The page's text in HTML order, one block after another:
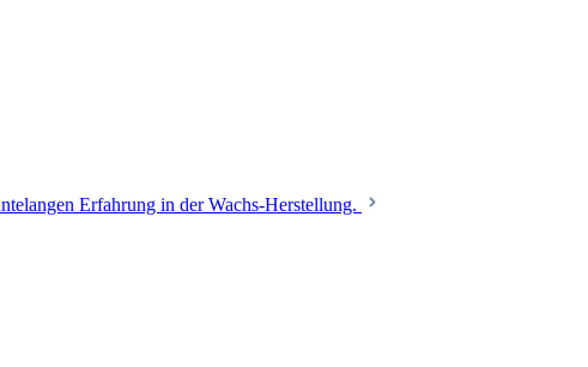
Erfahrung in der Wachs-Herstellung.